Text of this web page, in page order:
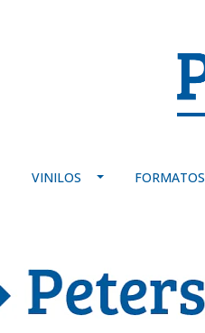
VINILOS FORMATOS